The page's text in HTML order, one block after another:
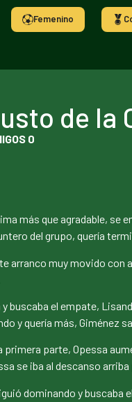
Femenino
de la
0
más que agradable, se
del grupo, quería
arranco muy movido con
buscaba el empate,
y quería más, Giménez
parte, Opessa
se iba al descanso
dominando y buscaba